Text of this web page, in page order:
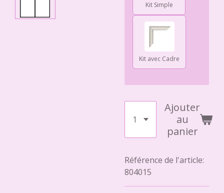
Kit Simple
Kit avec Cadre
Ajouter
au
panier
Référence de l'article:
804015